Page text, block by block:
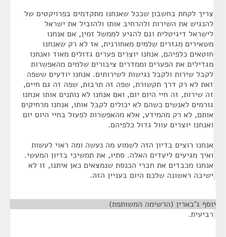
צריך לקחת בחשבון שככל שאנחנו מתקדמים בפרויקטים של
להנגיש את השירות ולהרחיב אותו ולהוביל את ישראל
לישראל דיגיטלית וגם להגיע לממשל זמין, אם אנחנו
משאירים מגזרים שלמים מאחורנית, אז לא רק שאנחנו
חוטאים כלפיהם, אנחנו יוצרים פערים גדולים מאוד ואנחנו
מגדילים את הפערים וממדרים ציבורים שלמים מהאפשרות
לקבל שירות ולקבל נגישות לשירותים. אנחנו יודעים ששפה
זאת לא רק דרך תקשורת, שפה זה תרבות, שפה זה גם חיים,
זה שירות, זה חיי היום יום, ואם אנחנו לא נותנים אותו אנחנו
גורמים לאנשים כשהם לא יכולים לקבל אותו, אנחנו מרחיקים
אותם, לא רק מהמידע, אלא מהאפשרות לפעול בחיי היום יום
ואנחנו יוצרים עוול גדול כלפיהם.
אנחנו רוצים בדיון הזה לשמוע מה נעשה ומה ראוי לעשות
ואיך מגיעים ליעדים האלה. סתיו, את תמשיכי בדיון המעשי.
אנחנו מכבדים את חברי הכנסת שנמצאים כאן איתנו, זו לא
ישיבה ראשונה שלכם היום בעניין הזה.
יוסף ג'בארין (הרשימה המשותפת)
רביעית.